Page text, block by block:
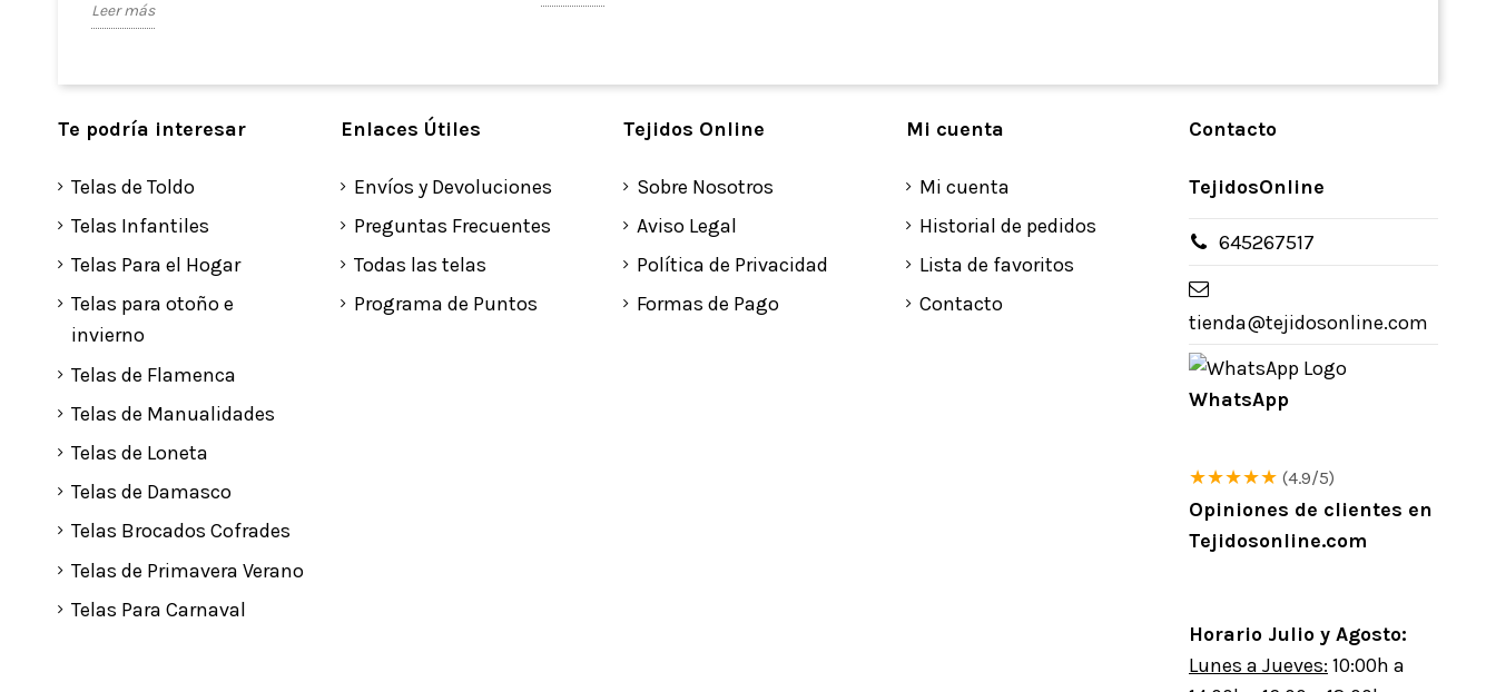
Leer más
Te podría interesar
Telas de Toldo
Telas Infantiles
Telas Para el Hogar
Telas para otoño e
invierno
Telas de Flamenca
Telas de Manualidades
Telas de Loneta
Telas de Damasco
Telas Brocados Cofrades
Telas de Primavera Verano
Telas Para Carnaval
Enlaces Útiles
Envíos y Devoluciones
Preguntas Frecuentes
Todas las telas
Programa de Puntos
Tejidos Online
Sobre Nosotros
Aviso Legal
Política de Privacidad
Formas de Pago
Mi cuenta
Mi cuenta
Historial de pedidos
Lista de favoritos
Contacto
Contacto
TejidosOnline
645267517
tienda@tejidosonline.com
WhatsApp
★★★★★ (4.9/5)
Opiniones de clientes en
Tejidosonline.com
Horario Julio y Agosto:
Lunes a Jueves: 10:00h a